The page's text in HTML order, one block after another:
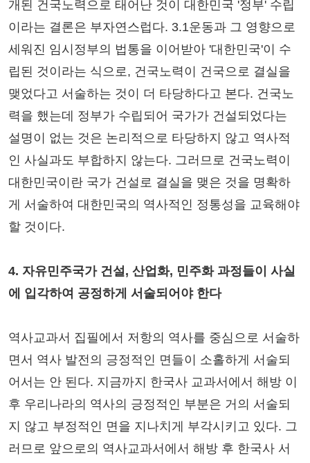
개된 건국노력으로 태어난 것이 대한민국 '정부' 수립
이라는 결론은 부자연스럽다. 3.1운동과 그 영향으로
세워진 임시정부의 법통을 이어받아 '대한민국'이 수
립된 것이라는 식으로, 건국노력이 건국으로 결실을
맺었다고 서술하는 것이 더 타당하다고 본다. 건국노
력을 했는데 정부가 수립되어 국가가 건설되었다는
설명이 없는 것은 논리적으로 타당하지 않고 역사적
인 사실과도 부합하지 않는다. 그러므로 건국노력이
대한민국이란 국가 건설로 결실을 맺은 것을 명확하
게 서술하여 대한민국의 역사적인 정통성을 교육해야
할 것이다.
4. 자유민주국가 건설, 산업화, 민주화 과정들이 사실
에 입각하여 공정하게 서술되어야 한다
역사교과서 집필에서 저항의 역사를 중심으로 서술하
면서 역사 발전의 긍정적인 면들이 소홀하게 서술되
어서는 안 된다. 지금까지 한국사 교과서에서 해방 이
후 우리나라의 역사의 긍정적인 부분은 거의 서술되
지 않고 부정적인 면을 지나치게 부각시키고 있다. 그
러므로 앞으로의 역사교과서에서 해방 후 한국사 서